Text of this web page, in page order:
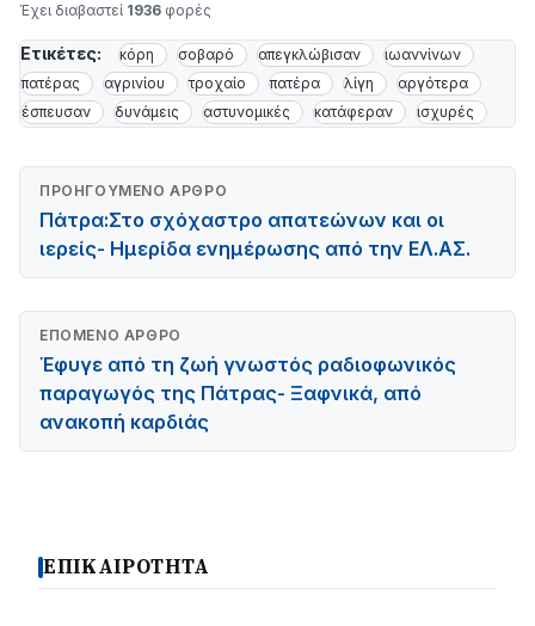
Έχει διαβαστεί 1936 φορές
Ετικέτες: κόρη σοβαρό απεγκλώβισαν
ιωαννίνων
πατέρας
αγρινίου τροχαίο πατέρα λίγη
αργότερα
έσπευσαν
δυνάμεις αστυνομικές κατάφεραν ισχυρές
ΠΡΟΗΓΟΎΜΕΝΟ ΆΡΘΡΟ
Πάτρα:Στο σχόχαστρο απατεώνων και οι
ιερείς- Ημερίδα ενημέρωσης από την ΕΛ.ΑΣ.
ΕΠΌΜΕΝΟ ΆΡΘΡΟ
Έφυγε από τη ζωή γνωστός ραδιοφωνικός
παραγωγός της Πάτρας- Ξαφνικά, από
ανακοπή καρδιάς
ΕΠΙΚΑΙΡΟΤΗΤΑ